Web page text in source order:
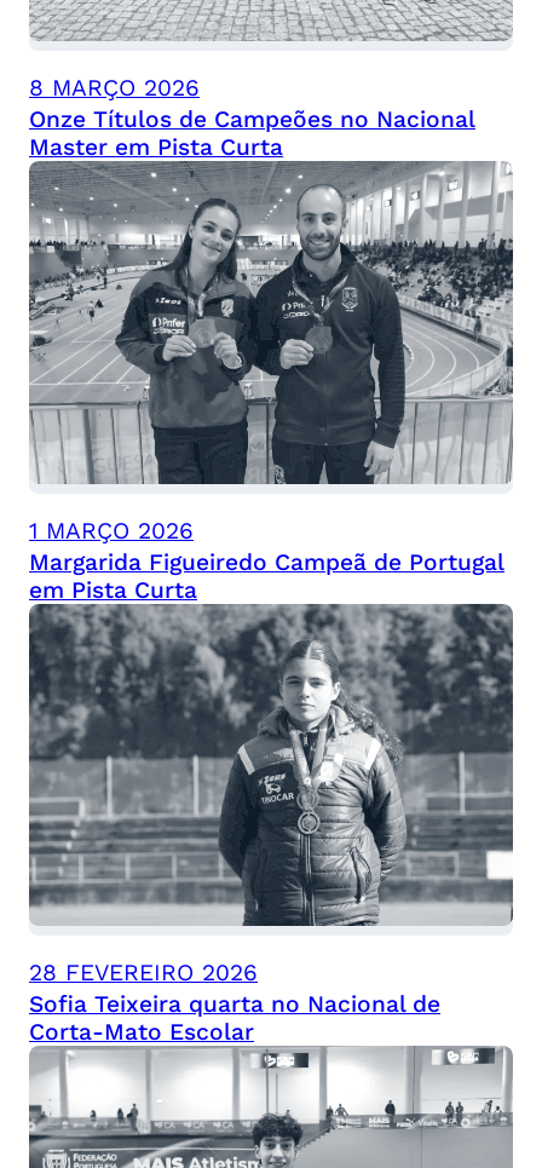
8 MARÇO 2026
Onze Títulos de Campeões no Nacional
Master em Pista Curta
1 MARÇO 2026
Margarida Figueiredo Campeã de Portugal
em Pista Curta
28 FEVEREIRO 2026
Sofia Teixeira quarta no Nacional de
Corta-Mato Escolar